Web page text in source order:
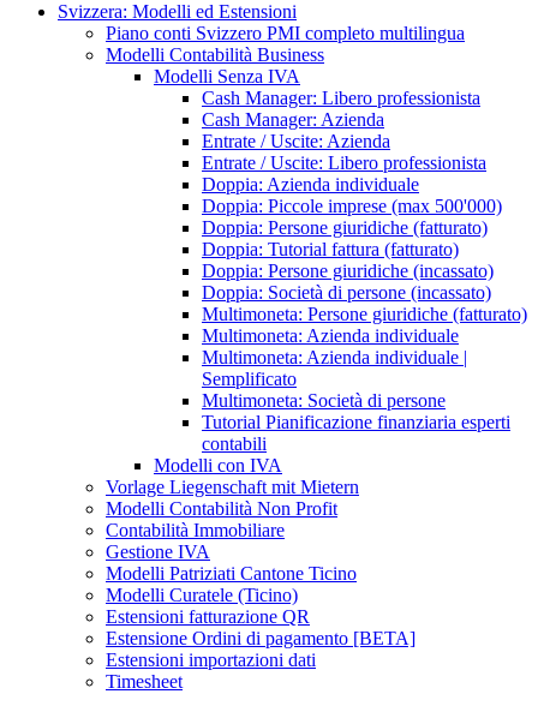
Svizzera: Modelli ed Estensioni
Piano conti Svizzero PMI completo multilingua
Modelli Contabilità Business
Modelli Senza IVA
Cash Manager: Libero professionista
Cash Manager: Azienda
Entrate / Uscite: Azienda
Entrate / Uscite: Libero professionista
Doppia: Azienda individuale
Doppia: Piccole imprese (max 500'000)
Doppia: Persone giuridiche (fatturato)
Doppia: Tutorial fattura (fatturato)
Doppia: Persone giuridiche (incassato)
Doppia: Società di persone (incassato)
Multimoneta: Persone giuridiche (fatturato)
Multimoneta: Azienda individuale
Multimoneta: Azienda individuale |
Semplificato
Multimoneta: Società di persone
Tutorial Pianificazione finanziaria esperti
contabili
Modelli con IVA
Vorlage Liegenschaft mit Mietern
Modelli Contabilità Non Profit
Contabilità Immobiliare
Gestione IVA
Modelli Patriziati Cantone Ticino
Modelli Curatele (Ticino)
Estensioni fatturazione QR
Estensione Ordini di pagamento [BETA]
Estensioni importazioni dati
Timesheet